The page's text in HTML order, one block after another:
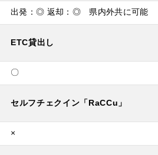
出発：◎ 返却：◎ 県内外共に可能
ETC貸出し
〇
セルフチェクイン「RaCCu」
×